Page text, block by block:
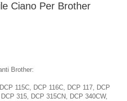
Ciano Per Brother
Brother:
115C, DCP 116C, DCP 117, DCP
315, DCP 315CN, DCP 340CW,